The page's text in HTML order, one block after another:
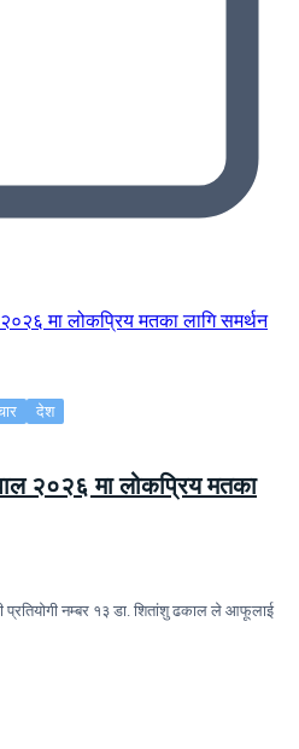
देश
२०२६ मा लोकप्रिय मतका
प्रतियोगी नम्बर १३ डा. शितांशु ढकाल ले आफूलाई